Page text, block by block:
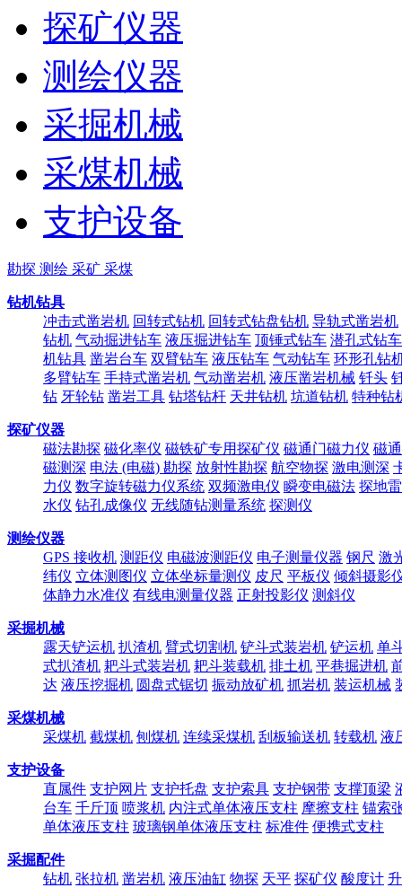
探矿仪器
测绘仪器
采掘机械
采煤机械
支护设备
勘探 测绘 采矿 采煤
钻机钻具
冲击式凿岩机 回转式钻机 回转式钻盘钻机 导轨式凿岩机
钻机 气动掘进钻车 液压掘进钻车 顶锤式钻车 潜孔式钻车
机钻具 凿岩台车 双臂钻车 液压钻车 气动钻车 环形孔钻
多臂钻车 手持式凿岩机 气动凿岩机 液压凿岩机械 钎头
钻 牙轮钻 凿岩工具 钻塔钻杆 天井钻机 坑道钻机 特种钻
探矿仪器
磁法勘探 磁化率仪 磁铁矿专用探矿仪 磁通门磁力仪 磁
磁测深 电法 (电磁) 勘探 放射性勘探 航空物探 激电测深
力仪 数字旋转磁力仪系统 双频激电仪 瞬变电磁法 探地
水仪 钻孔成像仪 无线随钻测量系统 探测仪
测绘仪器
GPS 接收机 测距仪 电磁波测距仪 电子测量仪器 钢尺 激
纬仪 立体测图仪 立体坐标量测仪 皮尺 平板仪 倾斜摄影
体静力水准仪 有线电测量仪器 正射投影仪 测斜仪
采掘机械
露天铲运机 扒渣机 臂式切割机 铲斗式装岩机 铲运机 单
式扒渣机 耙斗式装岩机 耙斗装载机 排土机 平巷掘进机
达 液压挖掘机 圆盘式锯切 振动放矿机 抓岩机 装运机械
采煤机械
采煤机 截煤机 刨煤机 连续采煤机 刮板输送机 转载机 液
支护设备
直属件 支护网片 支护托盘 支护索具 支护钢带 支撑顶梁
台车 千斤顶 喷浆机 内注式单体液压支柱 摩擦支柱 锚索
单体液压支柱 玻璃钢单体液压支柱 标准件 便携式支柱
采掘配件
钻机 张拉机 凿岩机 液压油缸 物探 天平 探矿仪 酸度计